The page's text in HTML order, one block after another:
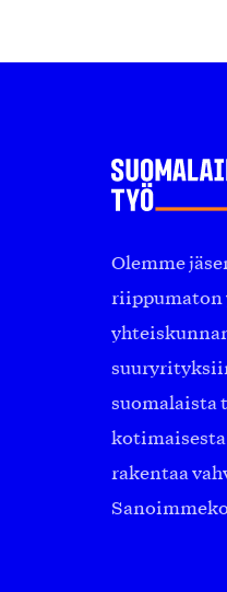
Olemme
riippumaton
suomalaista
kotimaisesta
rakentaa